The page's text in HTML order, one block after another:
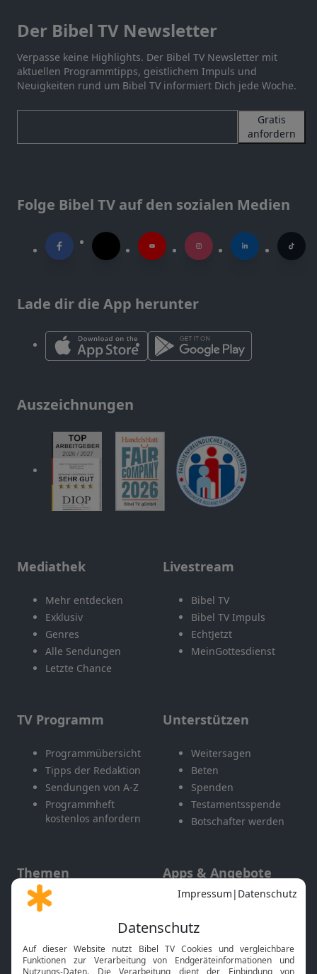
Der Bibel TV Newsletter
Verpasse keine Highlights. Der Bibel TV Newsletter mit
aktuellen Programmtipps, geistlichem Impuls und
Neuigkeiten rund um Bibel TV informiert Dich jede Woche.
Gratis
anfordern
Folge Bibel TV auf den sozialen Medien
Lade dir die App herunter
Auszeichnungen
Mediathek
Mehr entdecken
Exklusiv
Genres
Alle Sendungen
Letzte Chance
Livestream
Bibel TV
Bibel TV Impuls
EchtJetzt
MeinGottesdienst
TV Programm
Programmübersicht
Tipps der Redaktion
Sendungen von A-Z
Programmheft
kostenlos anfordern
Unterstützen
Weitersagen
Beten
Spenden
Testamentsspende
Botschafter werden
Themen
Gott und Bibel erklärt
Neuigkeiten
Apps & Angebote
Mobile App
Smart TV